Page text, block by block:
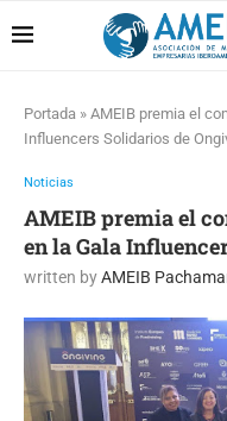
Portada » AMEIB premia el
Influencers Solidarios de
Noticias
AMEIB premia el
en la Gala
written byAMEIB